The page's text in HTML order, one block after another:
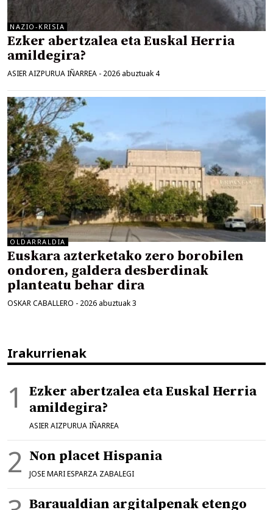
NAZIO-KRISIA
Ezker abertzalea eta Euskal Herria
amildegira?
ASIER AIZPURUA IÑARREA - 2026 abuztuak 4
OLDARRALDIA
Euskara azterketako zero borobilen
ondoren, galdera desberdinak
planteatu behar dira
OSKAR CABALLERO - 2026 abuztuak 3
Irakurrienak
Ezker abertzalea eta Euskal Herria
amildegira?
ASIER AIZPURUA IÑARREA
Non placet Hispania
JOSE MARI ESPARZA ZABALEGI
Baraualdian argitalpenak etengo